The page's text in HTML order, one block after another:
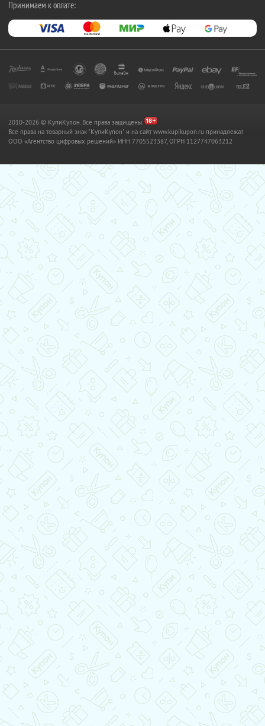
Принимаем к оплате:
2010-2026 © КупиКупон. Все права защищены.
Все права на товарный знак "КупиКупон" и на сайт www.kupikupon.ru принадлежат
OOO «Агентство цифровых решений» ИНН 7705523387, ОГРН 1127747063212